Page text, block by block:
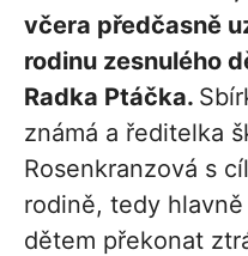
včera předčasně
rodinu zesnulého
Radka Ptáčka.
známá a ředitelka
Rosenkranzová s
rodině, tedy
dětem překonat